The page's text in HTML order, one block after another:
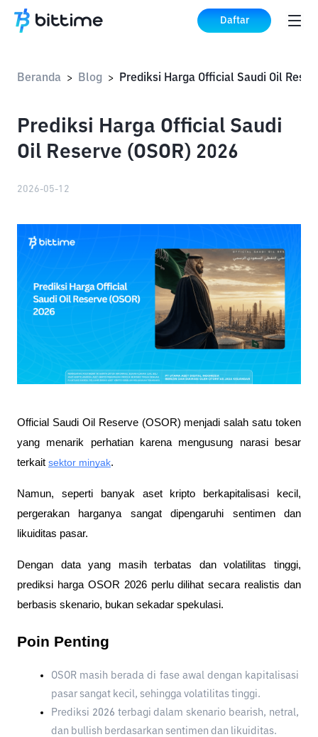
Daftar
Beranda > Blog >
Prediksi Harga Official Saudi
Oil Reserve (OSOR) 2026
2026-05-12
Official Saudi Oil Reserve (OSOR) menjadi salah satu token
yang menarik perhatian karena mengusung narasi besar
terkait sektor minyak.
Namun, seperti banyak aset kripto berkapitalisasi kecil,
pergerakan harganya sangat dipengaruhi sentimen dan
likuiditas pasar.
Dengan data yang masih terbatas dan volatilitas tinggi,
prediksi harga OSOR 2026 perlu dilihat secara realistis dan
berbasis skenario, bukan sekadar spekulasi.
Poin Penting
OSOR masih berada di fase awal dengan kapitalisasi
pasar sangat kecil, sehingga volatilitas tinggi.
Prediksi 2026 terbagi dalam skenario bearish, netral,
dan bullish berdasarkan sentimen dan likuiditas.